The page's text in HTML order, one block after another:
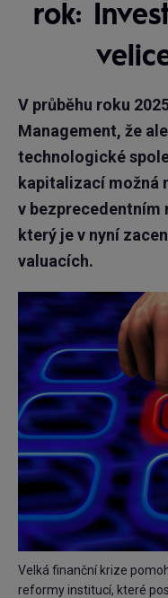
rok:
V průběhu roku
Management, že
technologické
kapitalizací možná
v bezprecedentním
který je v nyní
valuacích.
Velká finanční krize
reformy institucí, které